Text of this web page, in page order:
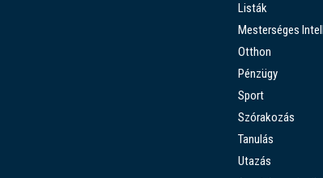
Listák
Mesterséges
Otthon
Pénzügy
Sport
Szórakozás
Tanulás
Utazás